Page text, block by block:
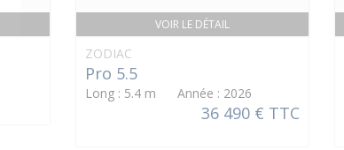
VOIR LE DÉTAIL
ZODIAC
Pro 5.5
Long : 5.4 m Année : 2026
36 490 € TTC